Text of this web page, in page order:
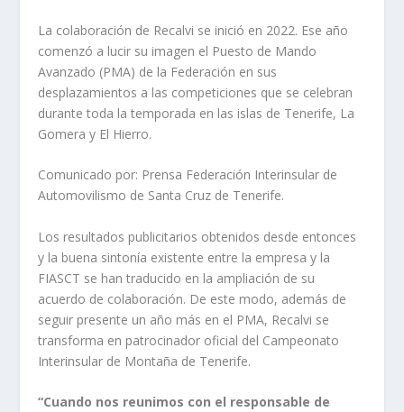
La colaboración de Recalvi se inició en 2022. Ese año
comenzó a lucir su imagen el Puesto de Mando
Avanzado (PMA) de la Federación en sus
desplazamientos a las competiciones que se celebran
durante toda la temporada en las islas de Tenerife, La
Gomera y El Hierro.
Comunicado por: Prensa Federación Interinsular de
Automovilismo de Santa Cruz de Tenerife.
Los resultados publicitarios obtenidos desde entonces
y la buena sintonía existente entre la empresa y la
FIASCT se han traducido en la ampliación de su
acuerdo de colaboración. De este modo, además de
seguir presente un año más en el PMA, Recalvi se
transforma en patrocinador oficial del Campeonato
Interinsular de Montaña de Tenerife.
“Cuando nos reunimos con el responsable de